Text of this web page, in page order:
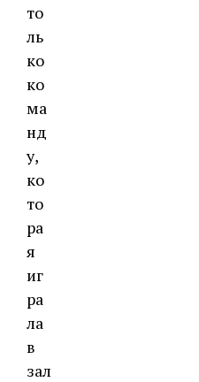
то
ль
ко
ко
ма
нд
у,
ко
то
ра
я
иг
ра
ла
в
зал